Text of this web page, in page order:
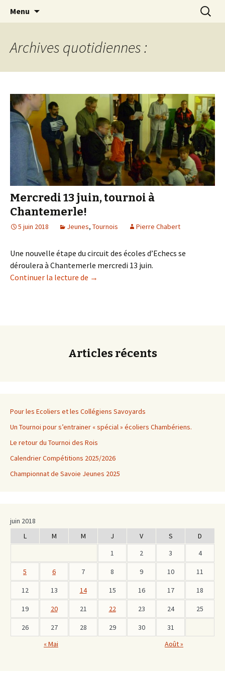
Club d échecs de l
agglomération
chambérienne
Les échecs pour tous
Menu
Archives quotidiennes :
Mercredi 13 juin, tournoi à
Chantemerle!
5 juin 2018 Jeunes, Tournois Pierre Chabert
Une nouvelle étape du circuit des écoles d’Echecs se
déroulera à Chantemerle mercredi 13 juin.
Continuer la lecture de Mercredi 13 juin, tournoi à
→
Articles récents
Pour les Ecoliers et les Collégiens Savoyards
Un Tournoi pour s’entrainer « spécial » écoliers Chambériens.
Le retour du Tournoi des Rois
Calendrier Compétitions 2025/2026
Championnat de Savoie Jeunes 2025
juin 2018
L
M M J V S
D
1
2 3 4
5 6 7 8 9 10 11
12 13 14 15 16 17 18
19 20 21 22 23 24 25
26 27 28 29 30
31
« Mai
Août »